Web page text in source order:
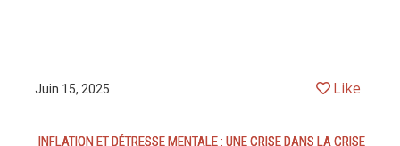
Juin 15, 2025 Like
INFLATION ET DÉTRESSE MENTALE : UNE CRISE DANS LA CRISE